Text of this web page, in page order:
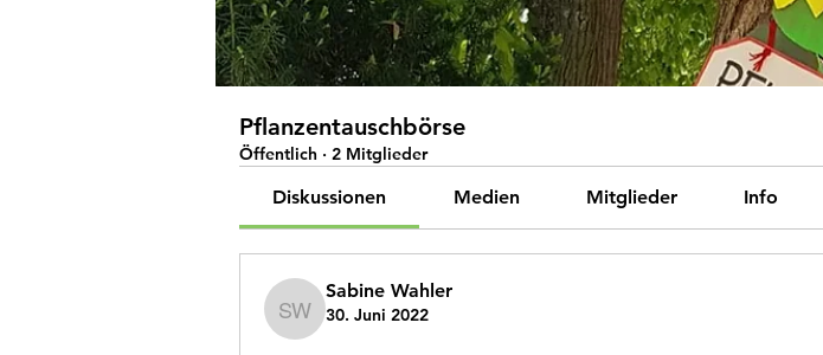
Pflanzentauschbörse
Öffentlich · 2 Mitglieder
Diskussionen Medien Mitglieder Info
Sabine Wahler
Sabine Wahler
30. Juni 2022